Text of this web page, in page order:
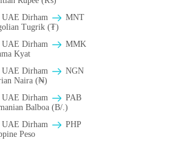
Dirham
MNT
Tugrik (₮)
Dirham
MMK
Kyat
Dirham
NGN
Naira (₦)
Dirham
PAB
Balboa (B/.)
Dirham
PHP
Peso